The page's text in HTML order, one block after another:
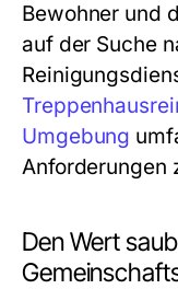
Bewohner und
auf der Suche
Umgebung
Anforderungen
Den Wert